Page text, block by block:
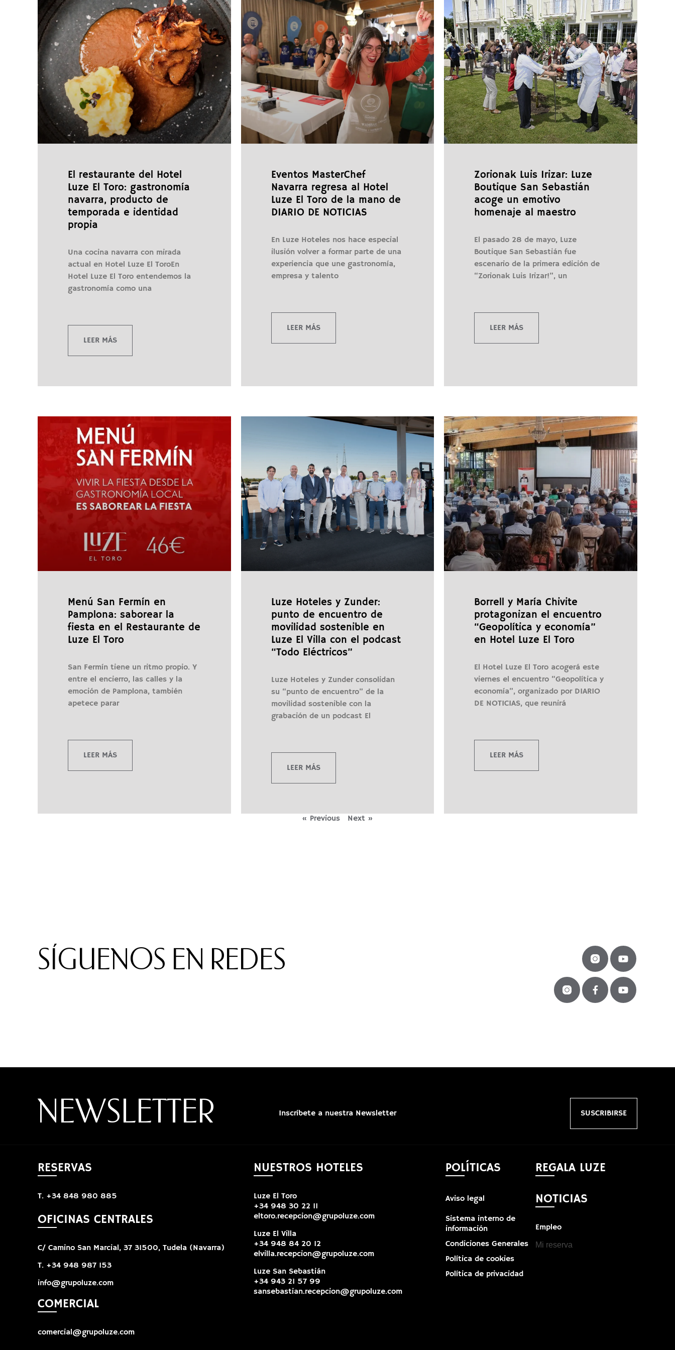
El restaurante del Hotel
Luze El Toro: gastronomía
navarra, producto de
temporada e identidad
propia
Una cocina navarra con mirada
actual en Hotel Luze El ToroEn
Hotel Luze El Toro entendemos la
gastronomía como una
LEER MÁS
Eventos MasterChef
Navarra regresa al Hotel
Luze El Toro de la mano de
DIARIO DE NOTICIAS
En Luze Hoteles nos hace especial
ilusión volver a formar parte de una
experiencia que une gastronomía,
empresa y talento
LEER MÁS
Zorionak Luis Irizar: Luze
Boutique San Sebastián
acoge un emotivo
homenaje al maestro
El pasado 28 de mayo, Luze
Boutique San Sebastián fue
escenario de la primera edición de
“Zorionak Luis Irizar!”, un
LEER MÁS
Menú San Fermín en
Pamplona: saborear la
fiesta en el Restaurante de
Luze El Toro
San Fermín tiene un ritmo propio. Y
entre el encierro, las calles y la
emoción de Pamplona, también
apetece parar
LEER MÁS
Luze Hoteles y Zunder:
punto de encuentro de
movilidad sostenible en
Luze El Villa con el podcast
“Todo Eléctricos”
Luze Hoteles y Zunder consolidan
su “punto de encuentro” de la
movilidad sostenible con la
grabación de un podcast El
LEER MÁS
Borrell y María Chivite
protagonizan el encuentro
“Geopolítica y economía”
en Hotel Luze El Toro
El Hotel Luze El Toro acogerá este
viernes el encuentro “Geopolítica y
economía”, organizado por DIARIO
DE NOTICIAS, que reunirá
LEER MÁS
« Previous Next »
SÍGUENOS EN REDES
NEWSLETTER Inscríbete a nuestra Newsletter SUSCRIBIRSE
RESERVAS
T. +34 848 980 885
OFICINAS CENTRALES
C/ Camino San Marcial, 37 31500, Tudela (Navarra)
T. +34 948 987 153
info@grupoluze.com
COMERCIAL
comercial@grupoluze.com
NUESTROS HOTELES
Luze El Toro
+34 948 30 22 11
eltoro.recepcion@grupoluze.com
Luze El Villa
+34 948 84 20 12
elvilla.recepcion@grupoluze.com
Luze San Sebastián
+34 943 21 57 99
sansebastian.recepcion@grupoluze.com
POLÍTICAS
Aviso legal
Sistema interno de
información
Condiciones Generales
Política de cookies
Política de privacidad
REGALA LUZE
NOTICIAS
Empleo
Mi reserva